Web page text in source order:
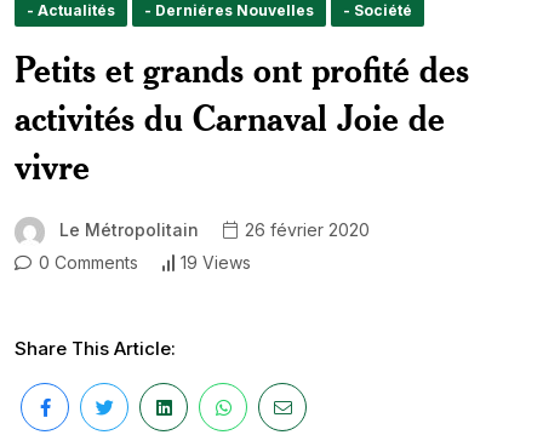
- Actualités - Derniéres Nouvelles - Société
Petits et grands ont profité des
activités du Carnaval Joie de
vivre
Le Métropolitain
26 février 2020
0 Comments
19 Views
Share This Article: